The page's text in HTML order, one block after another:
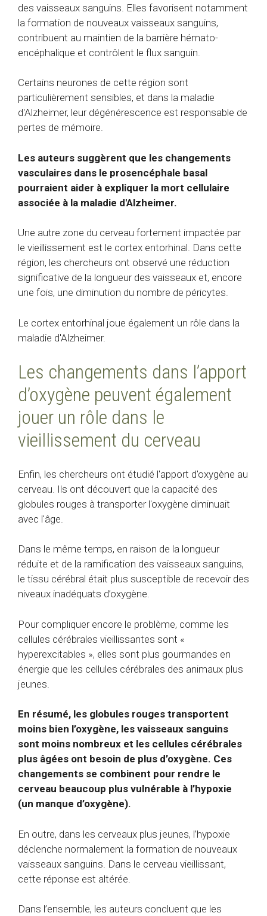
des vaisseaux sanguins. Elles favorisent notamment
la formation de nouveaux vaisseaux sanguins,
contribuent au maintien de la barrière hémato-
encéphalique et contrôlent le flux sanguin.
Certains neurones de cette région sont
particulièrement sensibles, et dans la maladie
d'Alzheimer, leur dégénérescence est responsable de
pertes de mémoire.
Les auteurs suggèrent que les changements
vasculaires dans le prosencéphale basal
pourraient aider à expliquer la mort cellulaire
associée à la maladie d'Alzheimer.
Une autre zone du cerveau fortement impactée par
le vieillissement est le cortex entorhinal. Dans cette
région, les chercheurs ont observé une réduction
significative de la longueur des vaisseaux et, encore
une fois, une diminution du nombre de péricytes.
Le cortex entorhinal joue également un rôle dans la
maladie d'Alzheimer.
Les changements dans l’apport
d’oxygène peuvent également
jouer un rôle dans le
vieillissement du cerveau
Enfin, les chercheurs ont étudié l'apport d'oxygène au
cerveau. Ils ont découvert que la capacité des
globules rouges à transporter l'oxygène diminuait
avec l'âge.
Dans le même temps, en raison de la longueur
réduite et de la ramification des vaisseaux sanguins,
le tissu cérébral était plus susceptible de recevoir des
niveaux inadéquats d’oxygène.
Pour compliquer encore le problème, comme les
cellules cérébrales vieillissantes sont «
hyperexcitables », elles sont plus gourmandes en
énergie que les cellules cérébrales des animaux plus
jeunes.
En résumé, les globules rouges transportent
moins bien l’oxygène, les vaisseaux sanguins
sont moins nombreux et les cellules cérébrales
plus âgées ont besoin de plus d’oxygène. Ces
changements se combinent pour rendre le
cerveau beaucoup plus vulnérable à l’hypoxie
(un manque d’oxygène).
En outre, dans les cerveaux plus jeunes, l’hypoxie
déclenche normalement la formation de nouveaux
vaisseaux sanguins. Dans le cerveau vieillissant,
cette réponse est altérée.
Dans l’ensemble, les auteurs concluent que les